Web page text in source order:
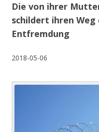
Die von ihrer
schildert ihren Weg
Entfremdung
2018-05-06